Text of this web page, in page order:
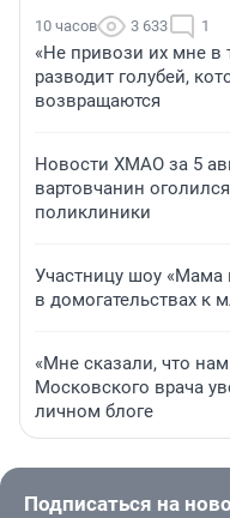
10 часов 3 633 1
«Не привози их мне в
разводит голубей,
возвращаются
Новости ХМАО за 5
вартовчанин
поликлиники
Участницу шоу «Мама
в домогательствах к
«Мне сказали, что
Московского врача
личном блоге
Подписаться на